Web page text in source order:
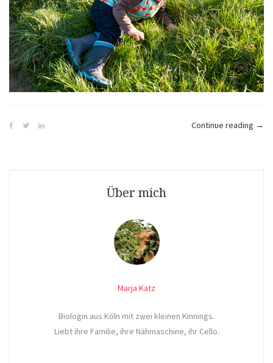
Continue reading →
Über mich
Marja Katz
Biologin aus Köln mit zwei kleinen Kinnings.
Liebt ihre Familie, ihre Nähmaschine, ihr Cello.